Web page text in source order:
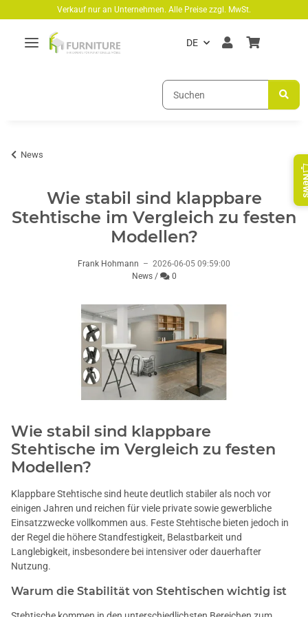
Zum Hauptinhalt springenVerkauf nur an Unternehmen. Alle Preise zzgl. MwSt.
DE
News
Wie stabil sind klappbare
Stehtische im Vergleich zu festen
Modellen?
Frank Hohmann – 2026-06-05 09:59:00
News / Kommentare
0
Wie stabil sind klappbare
Stehtische im Vergleich zu festen
Modellen?
Klappbare Stehtische sind heute deutlich stabiler als noch vor
einigen Jahren und reichen für viele private sowie gewerbliche
Einsatzzwecke vollkommen aus. Feste Stehtische bieten jedoch in
der Regel die höhere Standfestigkeit, Belastbarkeit und
Langlebigkeit, insbesondere bei intensiver oder dauerhafter
Nutzung.
Warum die Stabilität von Stehtischen wichtig ist